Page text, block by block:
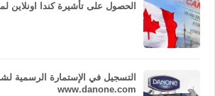
الحصول على تأشيرة كندا اونلاين لمدة 5
www.danone.com